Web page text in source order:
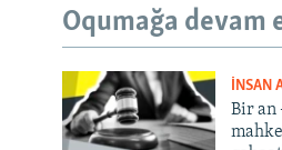
Oqumağa devam
İNSAN
Bir an